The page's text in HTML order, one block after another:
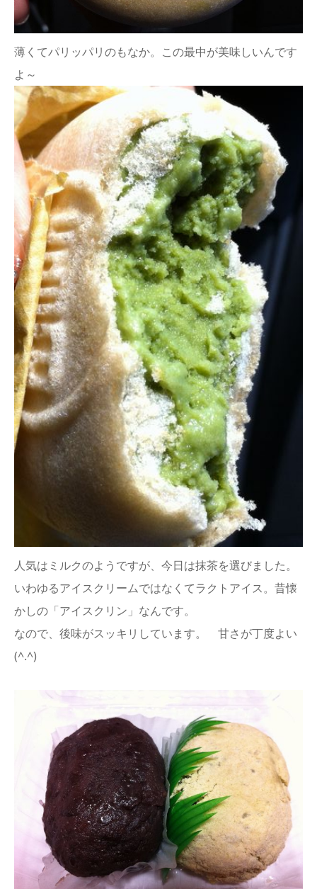
薄くてパリッパリのもなか。この最中が美味しいんです
よ～
人気はミルクのようですが、今日は抹茶を選びました。
いわゆるアイスクリームではなくてラクトアイス。昔懐
かしの「アイスクリン」なんです。
なので、後味がスッキリしています。 甘さが丁度よい
(^.^)